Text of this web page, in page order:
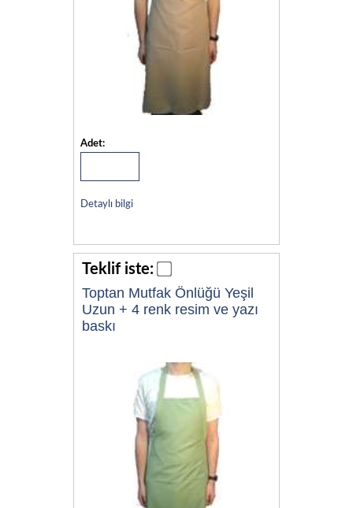
Adet:
Detaylı bilgi
Teklif iste:
Toptan Mutfak Önlüğü Yeşil
Uzun + 4 renk resim ve yazı
baskı